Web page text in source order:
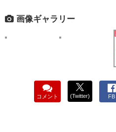
画像ギャラリー
コメント (Twitter) FB